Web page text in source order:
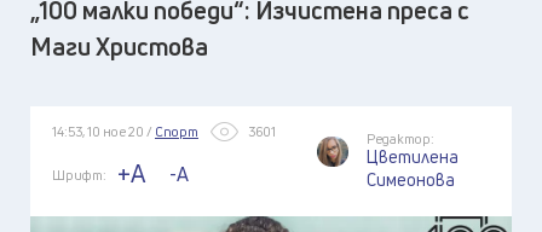
„100 малки победи“: Изчистена преса с
Маги Христова
14:53, 10 ное 20 / Спорт 3601
Шрифт: +A -A
Редактор:
Цветилена
Симеонова